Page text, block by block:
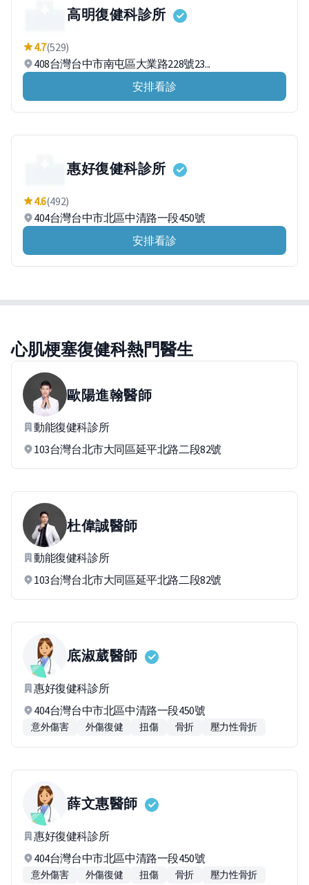
高明復健科診所
4.7(529)
408台灣台中市南屯區大業路228號23...
安排看診
惠好復健科診所
4.6(492)
404台灣台中市北區中清路一段450號
安排看診
心肌梗塞復健科熱門醫生
歐陽進翰醫師
動能復健科診所
103台灣台北市大同區延平北路二段82號
杜偉誠醫師
動能復健科診所
103台灣台北市大同區延平北路二段82號
底淑葳醫師
惠好復健科診所
404台灣台中市北區中清路一段450號
意外傷害 外傷復健 扭傷 骨折 壓力性骨折
薛文惠醫師
惠好復健科診所
404台灣台中市北區中清路一段450號
意外傷害 外傷復健 扭傷 骨折 壓力性骨折